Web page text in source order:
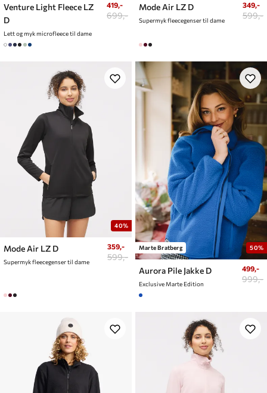
Venture Light Fleece LZ
D
Lett og myk microfleece til dame
419,-
699,-
Mode Air LZ D
Supermyk fleecegenser til dame
349,-
599,-
40%
Mode Air LZ D
Supermyk fleecegenser til dame
359,-
599,-
Marte Bratberg 50%
Aurora Pile Jakke D
Exclusive Marte Edition
499,-
999,-